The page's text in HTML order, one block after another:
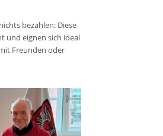
bezahlen: Diese
und eignen sich ideal
Freunden oder